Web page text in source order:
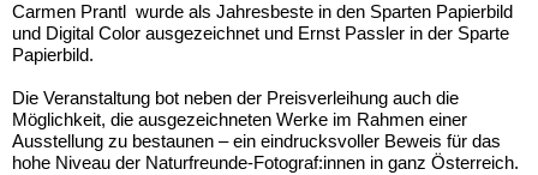
Carmen Prantl wurde als Jahresbeste in den Sparten Papierbild
und Digital Color ausgezeichnet und Ernst Passler in der Sparte
Papierbild.
Die Veranstaltung bot neben der Preisverleihung auch die
Möglichkeit, die ausgezeichneten Werke im Rahmen einer
Ausstellung zu bestaunen – ein eindrucksvoller Beweis für das
hohe Niveau der Naturfreunde-Fotograf:innen in ganz Österreich.